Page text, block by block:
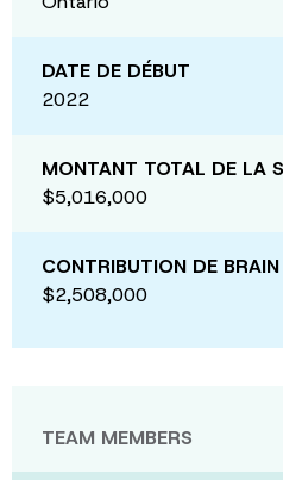
DATE DE DÉBUT
2022
MONTANT TOTAL DE LA
$5,016,000
CONTRIBUTION DE
$2,508,000
TEAM MEMBERS